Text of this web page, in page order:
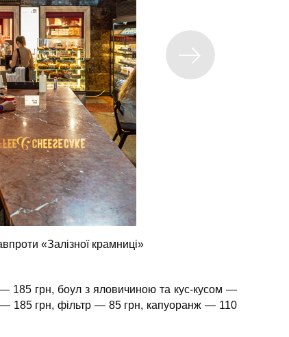
«Залізної крамниці»
185 грн, боул з яловичиною та кус-кусом —
— 185 грн, фільтр — 85 грн, капуоранж — 110